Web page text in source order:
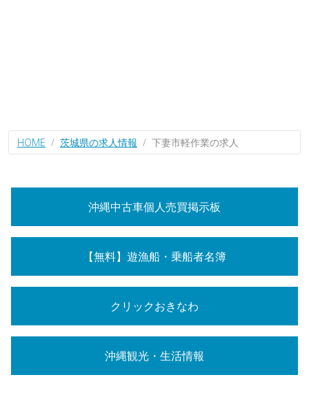
HOME 茨城県の求人情報 下妻市軽作業の求人
沖縄中古車個人売買掲示板
【無料】遊漁船・乗船者名簿
クリックおきなわ
沖縄観光・生活情報